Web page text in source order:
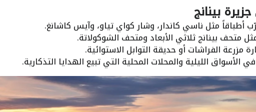
جزيرة بينانج
أطباقاً مثل ناسي كاندار، وشار كواي تياو، وآيس كاشانغ.
متحف بينانج ثلاثي الأبعاد ومتحف الشوكولاتة.
مزرعة الفراشات أو حديقة التوابل الاستوائية.
الليلية والمحلات المحلية التي تبيع الهدايا التذكارية.